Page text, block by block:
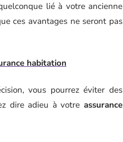
lié à votre ancienne
ces avantages ne seront pas
habitation
vous pourrez éviter des
dire adieu à votre assurance